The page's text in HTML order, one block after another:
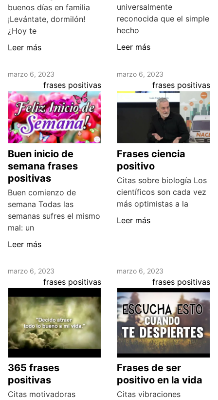
buenos días en familia
¡Levántate, dormilón!
¿Hoy te
Leer más
universalmente
reconocida que el simple
hecho
Leer más
marzo 6, 2023
frases positivas
Buen inicio de
semana frases
positivas
Buen comienzo de
semana Todas las
semanas sufres el mismo
mal: un
Leer más
marzo 6, 2023
frases positivas
Frases ciencia
positivo
Citas sobre biología Los
científicos son cada vez
más optimistas a la
Leer más
marzo 6, 2023
frases positivas
365 frases
positivas
Citas motivadoras
marzo 6, 2023
frases positivas
Frases de ser
positivo en la vida
Citas vibraciones